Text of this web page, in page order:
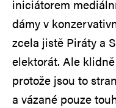
iniciátorem
dámy v
zcela jistě Piráty a
elektorát. Ale
protože jsou to
a vázané pouze